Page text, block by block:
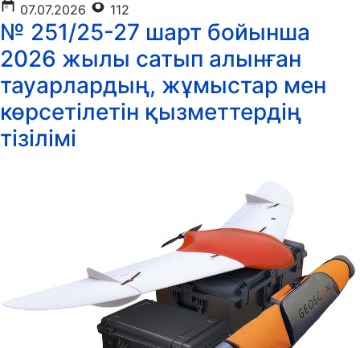
07.07.2026 112
№ 251/25-27 шарт бойынша
2026 жылы сатып алынған
тауарлардың, жұмыстар мен
көрсетілетін қызметтердің
тізілімі